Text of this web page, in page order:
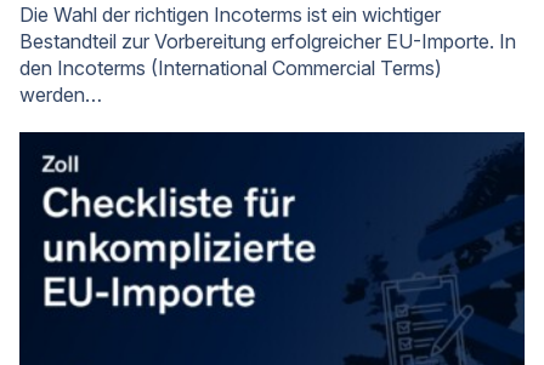
Die Wahl der richtigen Incoterms ist ein wichtiger
Bestandteil zur Vorbereitung erfolgreicher EU-Importe. In
den Incoterms (International Commercial Terms)
werden…